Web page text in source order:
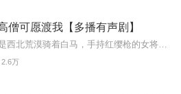
僧可愿渡我【多播有声剧】
2.6万